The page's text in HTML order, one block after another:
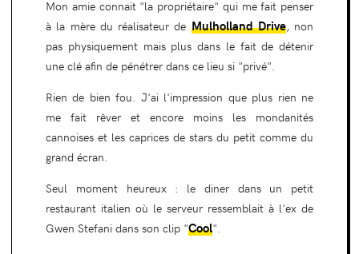
Mon amie connait "la propriétaire" qui me fait penser
à la mère du réalisateur de Mulholland Drive, non
pas physiquement mais plus dans le fait de détenir
une clé afin de pénétrer dans ce lieu si "privé".
Rien de bien fou. J'ai l'impression que plus rien ne
me fait rêver et encore moins les mondanités
cannoises et les caprices de stars du petit comme du
grand écran.
Seul moment heureux : le diner dans un petit
restaurant italien où le serveur ressemblait à l'ex de
Gwen Stefani dans son clip "Cool".